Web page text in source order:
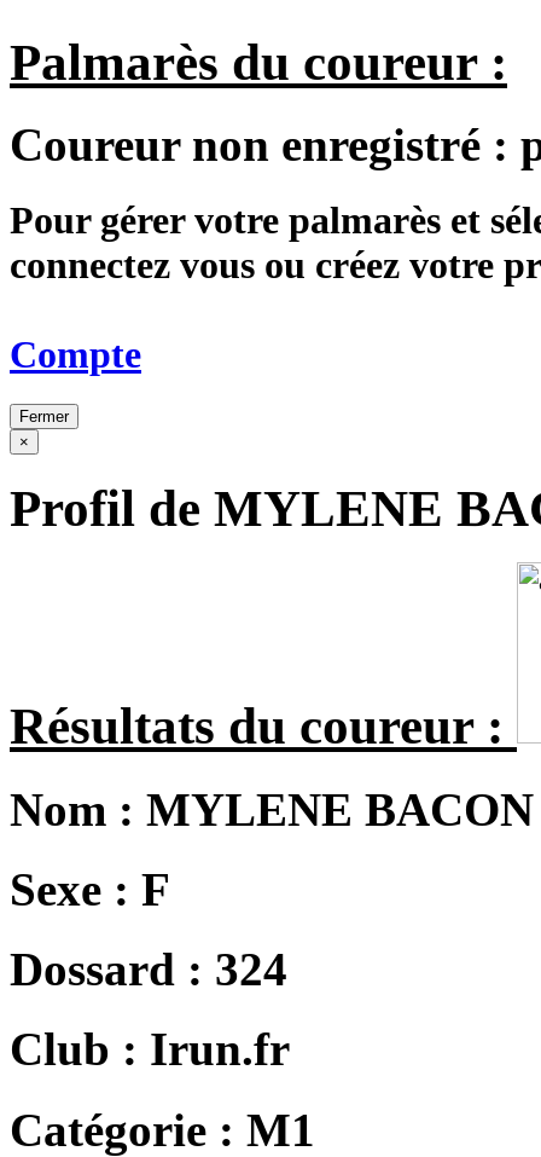
Palmarès du coureur :
Coureur non enregistré :
Pour gérer votre palmarès et
connectez vous ou créez votre
Compte
Fermer
×
Profil de MYLENE
Résultats du coureur :
Nom : MYLENE BACON
Sexe : F
Dossard : 324
Club : Irun.fr
Catégorie : M1